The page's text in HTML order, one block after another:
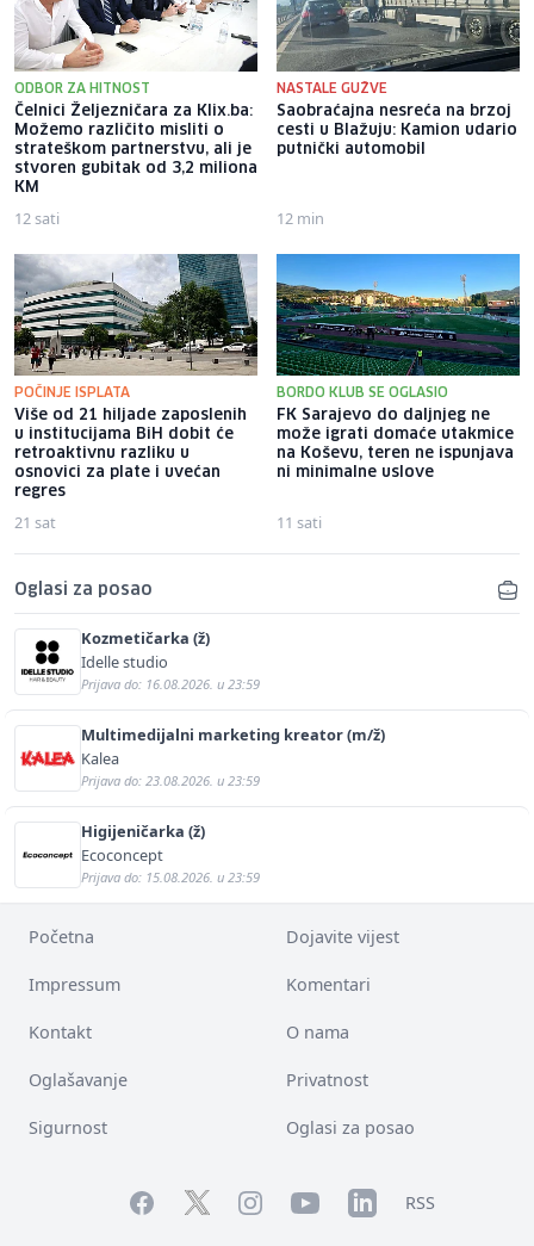
ODBOR ZA HITNOST
Čelnici Željezničara za Klix.ba:
Možemo različito misliti o
strateškom partnerstvu, ali je
stvoren gubitak od 3,2 miliona
KM
12 sati
NASTALE GUŽVE
Saobraćajna nesreća na brzoj
cesti u Blažuju: Kamion udario
putnički automobil
12 min
POČINJE ISPLATA
Više od 21 hiljade zaposlenih
u institucijama BiH dobit će
retroaktivnu razliku u
osnovici za plate i uvećan
regres
21 sat
BORDO KLUB SE OGLASIO
FK Sarajevo do daljnjeg ne
može igrati domaće utakmice
na Koševu, teren ne ispunjava
ni minimalne uslove
11 sati
Oglasi za posao
Kozmetičarka (ž)
Idelle studio
Prijava do: 16.08.2026. u 23:59
Multimedijalni marketing kreator (m/ž)
Kalea
Prijava do: 23.08.2026. u 23:59
Higijeničarka (ž)
Ecoconcept
Prijava do: 15.08.2026. u 23:59
Početna Dojavite vijest
Impressum Komentari
Kontakt O nama
Oglašavanje Privatnost
Sigurnost Oglasi za posao
FacebookTwitterInstagramYouTubeLinkedInRSS